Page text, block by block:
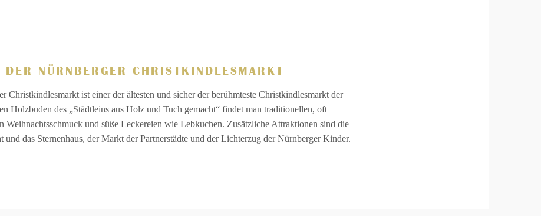
DER NÜRNBERGER CHRISTKINDLESMARKT
Christkindlesmarkt ist einer der ältesten und sicher der berühmteste Christkindlesmarkt der
Holzbuden des „Städtleins aus Holz und Tuch gemacht“ findet man traditionellen, oft
Weihnachtsschmuck und süße Leckereien wie Lebkuchen. Zusätzliche Attraktionen sind die
und das Sternenhaus, der Markt der Partnerstädte und der Lichterzug der Nürnberger Kinder.